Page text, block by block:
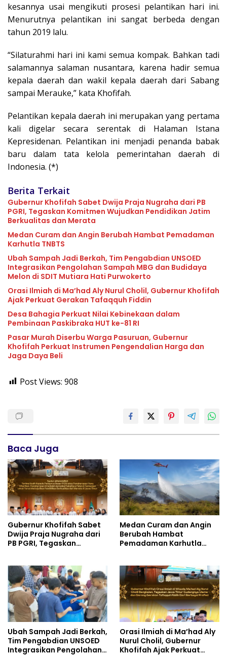
kesannya usai mengikuti prosesi pelantikan hari ini.
Menurutnya pelantikan ini sangat berbeda dengan
tahun 2019 lalu.
“Silaturahmi hari ini kami semua kompak. Bahkan tadi
salamannya salaman nusantara, karena hadir semua
kepala daerah dan wakil kepala daerah dari Sabang
sampai Merauke,” kata Khofifah.
Pelantikan kepala daerah ini merupakan yang pertama
kali digelar secara serentak di Halaman Istana
Kepresidenan. Pelantikan ini menjadi penanda babak
baru dalam tata kelola pemerintahan daerah di
Indonesia. (*)
Berita Terkait
Gubernur Khofifah Sabet Dwija Praja Nugraha dari PB
PGRI, Tegaskan Komitmen Wujudkan Pendidikan Jatim
Berkualitas dan Merata
Medan Curam dan Angin Berubah Hambat Pemadaman
Karhutla TNBTS
Ubah Sampah Jadi Berkah, Tim Pengabdian UNSOED
Integrasikan Pengolahan Sampah MBG dan Budidaya
Melon di SDIT Mutiara Hati Purwokerto
Orasi Ilmiah di Ma’had Aly Nurul Cholil, Gubernur Khofifah
Ajak Perkuat Gerakan Tafaqquh Fiddin
Desa Bahagia Perkuat Nilai Kebinekaan dalam
Pembinaan Paskibraka HUT ke-81 RI
Pasar Murah Diserbu Warga Pasuruan, Gubernur
Khofifah Perkuat Instrumen Pengendalian Harga dan
Jaga Daya Beli
Post Views: 908
Baca Juga
Gubernur Khofifah Sabet
Dwija Praja Nugraha dari
PB PGRI, Tegaskan
Berkualitas dan Merata
Medan Curam dan Angin
Berubah Hambat
Pemadaman Karhutla
Ubah Sampah Jadi Berkah,
Tim Pengabdian UNSOED
Integrasikan Pengolahan
Orasi Ilmiah di Ma’had Aly
Nurul Cholil, Gubernur
Khofifah Ajak Perkuat